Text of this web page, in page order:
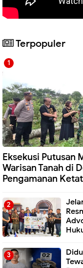
Terpopuler
Eksekusi Putusan
Warisan Tanah di
Pengamanan